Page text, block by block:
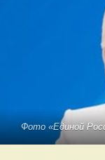
Фото «Единой